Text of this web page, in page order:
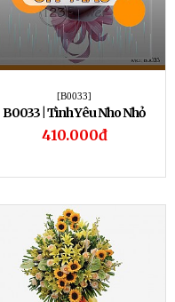
[B0033]
B0033 | Tình Yêu Nho Nhỏ
410.000đ